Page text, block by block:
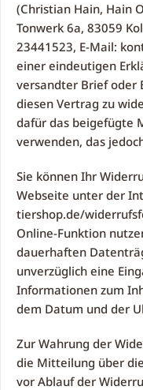
(Christian Hain, Hain
Tonwerk 6a, 83059
23441523, E-Mail:
einer eindeutigen
versandter Brief oder
diesen Vertrag zu
dafür das beigefügte
verwenden, das
Sie können Ihr
Webseite unter der
tiershop.de/
Online-Funktion
dauerhaften
unverzüglich eine
Informationen zum
dem Datum und der
Zur Wahrung der
die Mitteilung über
vor Ablauf der